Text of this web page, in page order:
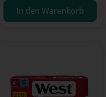
In den Warenkorb